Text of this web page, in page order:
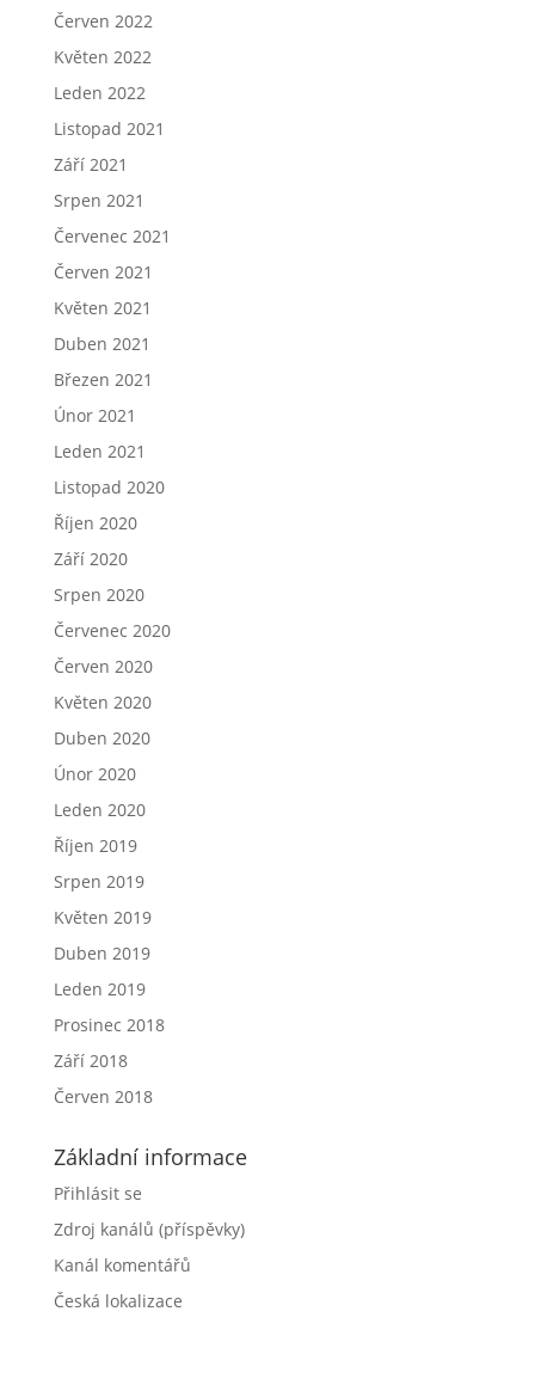
Červen 2022
Květen 2022
Leden 2022
Listopad 2021
Září 2021
Srpen 2021
Červenec 2021
Červen 2021
Květen 2021
Duben 2021
Březen 2021
Únor 2021
Leden 2021
Listopad 2020
Říjen 2020
Září 2020
Srpen 2020
Červenec 2020
Červen 2020
Květen 2020
Duben 2020
Únor 2020
Leden 2020
Říjen 2019
Srpen 2019
Květen 2019
Duben 2019
Leden 2019
Prosinec 2018
Září 2018
Červen 2018
Základní informace
Přihlásit se
Zdroj kanálů (příspěvky)
Kanál komentářů
Česká lokalizace